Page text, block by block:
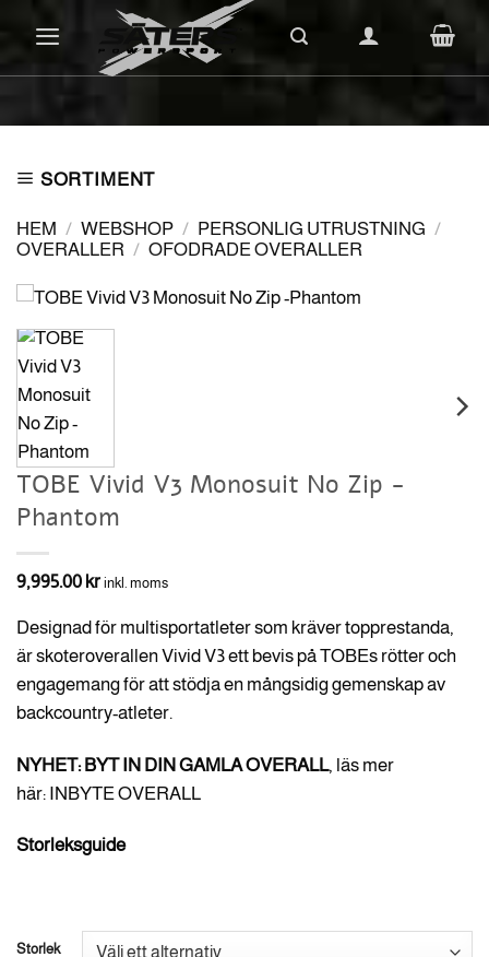
SORTIMENT
HEM / WEBSHOP / PERSONLIG UTRUSTNING /
OVERALLER / OFODRADE OVERALLER
TOBE Vivid V3 Monosuit No Zip -
Phantom
9,995.00 kr inkl. moms
Designad för multisportatleter som kräver topprestanda,
är skoteroverallen Vivid V3 ett bevis på TOBEs rötter och
engagemang för att stödja en mångsidig gemenskap av
backcountry-atleter.
NYHET: BYT IN DIN GAMLA OVERALL, läs mer
här: INBYTE OVERALL
Storleksguide
Storlek